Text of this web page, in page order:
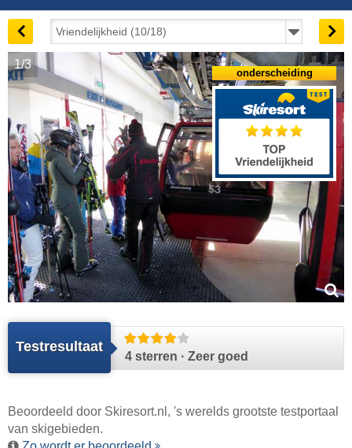
1/3
Testresultaat
4 sterren · Zeer goed
onderscheiding
Beoordeeld door Skiresort.nl , 's werelds grootste testportaal
van skigebieden.